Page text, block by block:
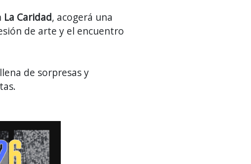
La Caridad, acogerá una
de arte y el encuentro
de sorpresas y